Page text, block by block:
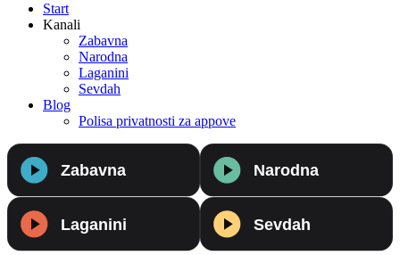
Start
Kanali
Zabavna
Narodna
Laganini
Sevdah
Blog
Polisa privatnosti za appove